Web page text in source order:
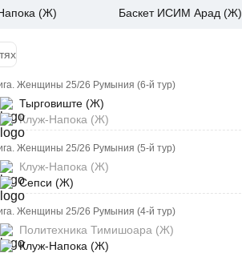
(Ж) Баскет ИСИМ Арад (Ж)
Женщины 25/26 Румыния (6-й тур)
Тырговиште (Ж)
Клуж-Напока (Ж)
Женщины 25/26 Румыния (5-й тур)
Клуж-Напока (Ж)
Сепси (Ж)
Женщины 25/26 Румыния (4-й тур)
Политехника Тимишоара (Ж)
Клуж-Напока (Ж)